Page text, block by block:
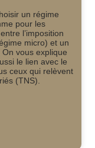
un régime
pour les
l’imposition
micro) et un
On vous explique
le lien avec le
ceux qui relèvent
(TNS).